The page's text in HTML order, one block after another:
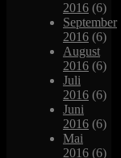
2016 (6)
September
2016 (6)
August
2016 (6)
Juli
2016 (6)
Juni
2016 (6)
Mai
2016 (6)